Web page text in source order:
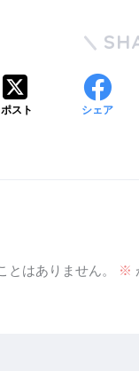
ポスト シェア
とはありません。 ※